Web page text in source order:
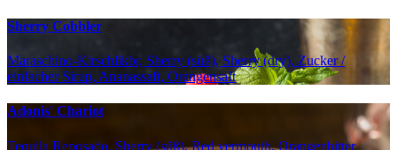
Sherry Cobbler
Maraschino-Kirschlikör, Sherry (süß), Sherry (dry), Zucker /
einfacher Sirup, Ananassaft, Orangensaft
Adonis' Chariot
Tequila Reposado, Sherry (süß), Red vermouth, Orangenbitter